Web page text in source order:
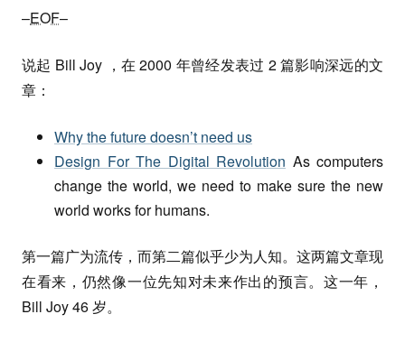
–EOF–
说起 Bill Joy ，在 2000 年曾经发表过 2 篇影响深远的文
章：
Why the future doesn’t need us
Design For The Digital Revolution As computers
change the world, we need to make sure the new
world works for humans.
第一篇广为流传，而第二篇似乎少为人知。这两篇文章现
在看来，仍然像一位先知对未来作出的预言。这一年，
Bill Joy 46 岁。